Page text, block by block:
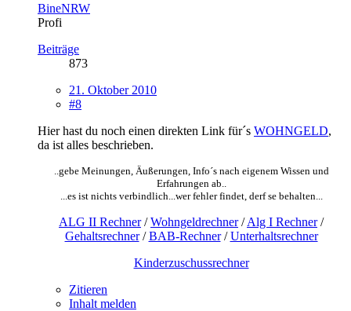
BineNRW
Profi
Beiträge
873
21. Oktober 2010
#8
Hier hast du noch einen direkten Link für´s WOHNGELD,
da ist alles beschrieben.
..gebe Meinungen, Äußerungen, Info´s nach eigenem Wissen und
Erfahrungen ab..
...es ist nichts verbindlich...wer fehler findet, derf se behalten...
ALG II Rechner/Wohngeldrechner/Alg I Rechner/
Gehaltsrechner/BAB-Rechner/Unterhaltsrechner
Kinderzuschussrechner
Zitieren
Inhalt melden